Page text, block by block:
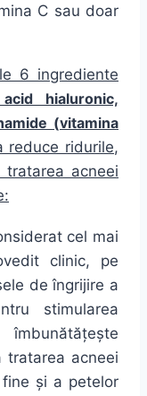
C sau doar
6 ingrediente
hialuronic,
(vitamina
reduce ridurile,
tratarea acneei
cel mai
clinic, pe
deîngrijire a
stimularea
îmbunătățește
tratarea acneei
și a petelor